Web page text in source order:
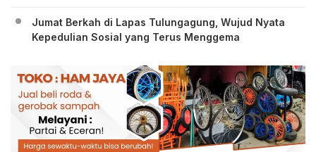
Jumat Berkah di Lapas Tulungagung, Wujud Nyata
Kepedulian Sosial yang Terus Menggema